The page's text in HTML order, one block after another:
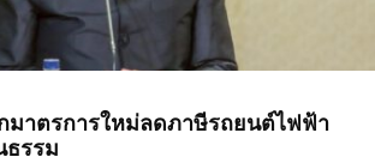
กมาตรการใหม่ลดภาษีรถยนต์ไฟฟ้า
ธรรม